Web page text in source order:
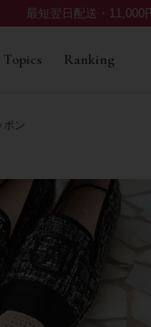
最短翌日配送・11,000
Topics Ranking
ポン